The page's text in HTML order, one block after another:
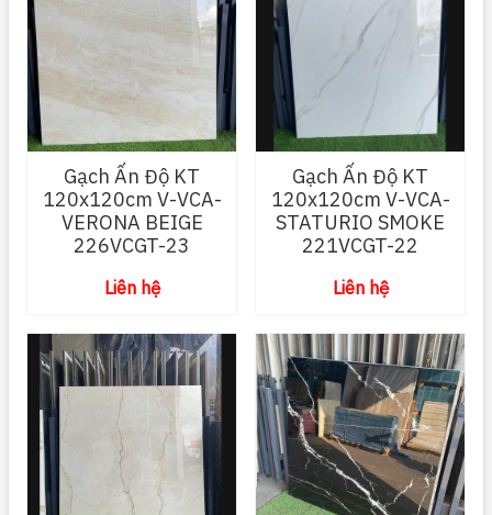
Gạch Ấn Độ KT
120x120cm V-VCA-
VERONA BEIGE
226VCGT-23
Liên hệ
Gạch Ấn Độ KT
120x120cm V-VCA-
STATURIO SMOKE
221VCGT-22
Liên hệ